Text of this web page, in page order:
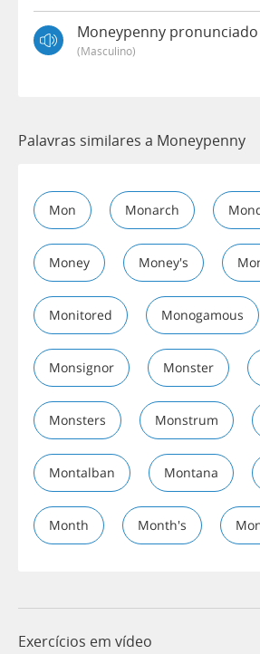
Moneypenny
(masculino)
Palavras similares a Moneypenny
Mon Monarch
Money Money's
Monitored Monogamous
Monsignor Monster
Monsters Monstrum
Montalban Montana
Month Month's
Exercícios em vídeo